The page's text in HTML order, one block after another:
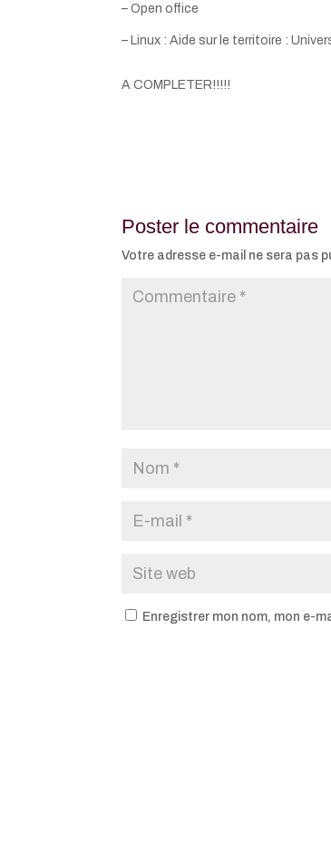
– Open office
– Linux : Aide sur le territoire :
A COMPLETER!!!!!
Poster le commentaire
Votre adresse e-mail ne sera pas
Enregistrer mon nom, mon e-